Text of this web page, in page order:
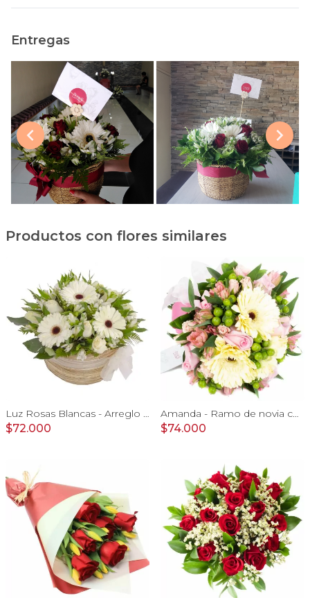
Entregas
Productos con flores similares
$72.000 $74.000